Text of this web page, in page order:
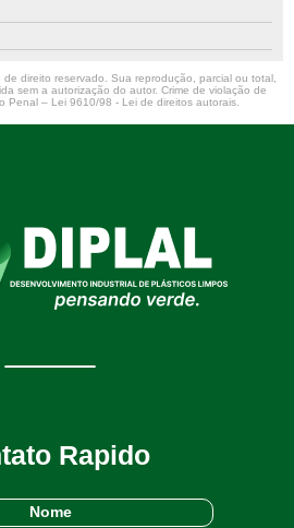
direito reservado. Sua reprodução, parcial ou total,
sem a autorização do autor. Crime de violação de
Penal – Lei 9610/98 - Lei de direitos autorais
Rapido